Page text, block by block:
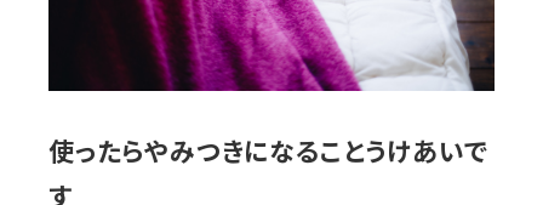
使ったらやみつきになることうけあいで
す